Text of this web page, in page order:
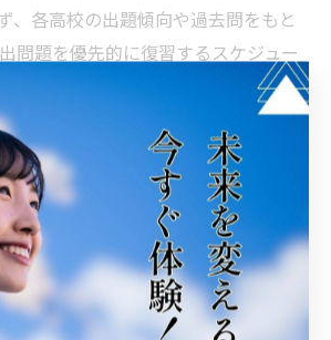
、各高校の出題傾向や過去問をもと
問題を優先的に復習するスケジュー
応じて1日ごとの学習内容を細かく
ペースで学習を進められるようサポ
直前期には確認テストや予想問題を
めることもポイントです。
進捗状況をチェックし、必要に応じ
ドバイスを行うため、安心して本番